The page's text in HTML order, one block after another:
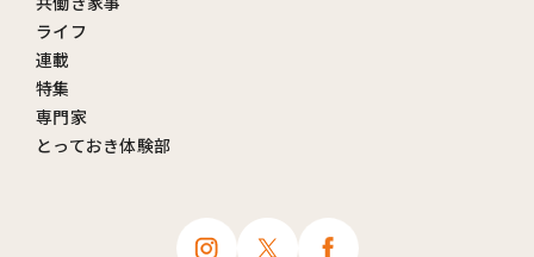
ライフ
連載
特集
専門家
とっておき体験部